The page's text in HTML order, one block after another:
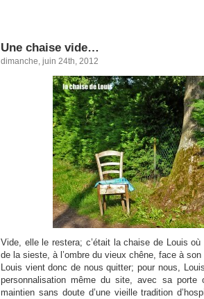
Une chaise vide…
dimanche, juin 24th, 2012
Vide, elle le restera; c’était la chaise de Louis où
de la sieste, à l’ombre du vieux chêne, face à
Louis vient donc de nous quitter; pour nous,
personnalisation même du site, avec sa porte
maintien sans doute d’une vieille tradition